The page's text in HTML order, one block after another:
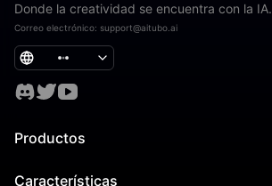
Donde la creatividad se encuentra con la IA.
Correo electrónico: support@aitubo.ai
Productos
Características